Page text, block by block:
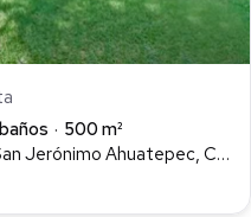
500 m²
Circuito De Los Eucaliptos 100, San Jerónimo Ahuatepec, Cuernavaca